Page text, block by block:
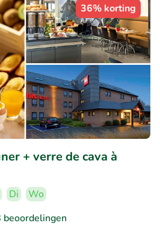
36% korting
+ verre de cava à
Di
Wo
beoordelingen